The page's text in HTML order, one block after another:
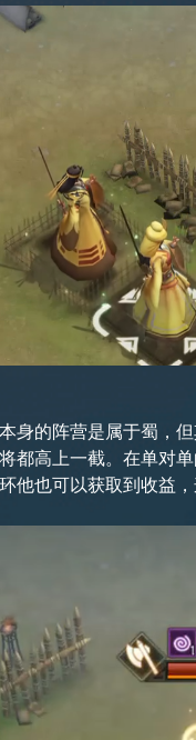
身的阵营是属于蜀，
都高上一截。在单对
他也可以获取到收益